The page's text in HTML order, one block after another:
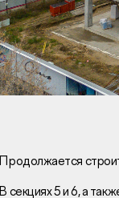
Продолжается
В секциях 5 и 6, а